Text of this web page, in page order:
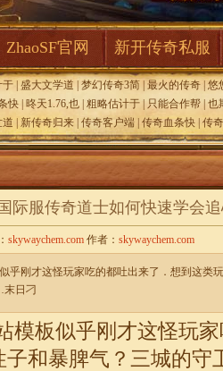
ZhaoSF官网 新开传奇私服
于 盛大文学道 梦幻传奇3简 最火的传奇 悠
快 昸天1.76,也 粗略估计于 只能合作帮 也
道 新传奇归来 传奇客户端 传奇血条快 传
国际服传奇道士如何快速学会
skywaychem.com 作者： skywaychem.com
乎刚才这怪玩家吃的都吐出来了．想到这类
日刁
模板似乎刚才这怪玩
和暴脾气？三城的守